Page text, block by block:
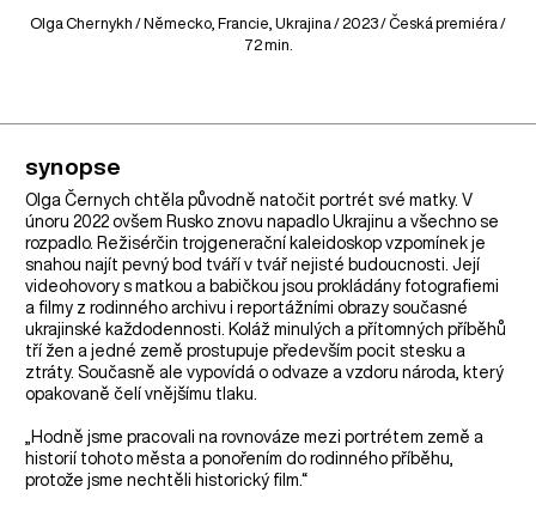
Olga Chernykh / Německo Francie Ukrajina / 2023 / Česká premiéra /
72 min.
synopse
Olga Černych chtěla původně natočit portrét své matky. V
únoru 2022 ovšem Rusko znovu napadlo Ukrajinu a všechno se
rozpadlo. Režisérčin trojgenerační kaleidoskop vzpomínek je
snahou najít pevný bod tváří v tvář nejisté budoucnosti. Její
videohovory s matkou a babičkou jsou prokládány fotografiemi
a filmy z rodinného archivu i reportážními obrazy současné
ukrajinské každodennosti. Koláž minulých a přítomných příběhů
tří žen a jedné země prostupuje především pocit stesku a
ztráty. Současně ale vypovídá o odvaze a vzdoru národa, který
opakovaně čelí vnějšímu tlaku.
„Hodně jsme pracovali na rovnováze mezi portrétem země a
historií tohoto města a ponořením do rodinného příběhu,
protože jsme nechtěli historický film.“